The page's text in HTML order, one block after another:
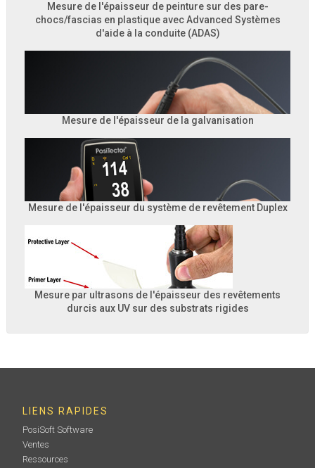
Mesure de l'épaisseur de peinture sur des pare-
chocs/fascias en plastique avec Advanced Systèmes
d'aide à la conduite (ADAS)
Mesure de l'épaisseur de la galvanisation
Mesure de l'épaisseur du système de revêtement Duplex
Mesure par ultrasons de l'épaisseur des revêtements
durcis aux UV sur des substrats rigides
LIENS RAPIDES
PosiSoft Software
Ventes
Ressources